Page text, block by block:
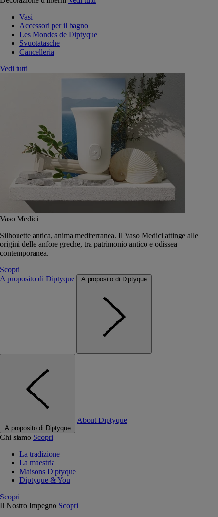
Vasi
Accessori per il bagno
Les Mondes de Diptyque
Svuotatasche
Cancelleria
Vedi tutti
Vaso Medici
Silhouette antica, anima mediterranea. Il Vaso Medici attinge alle
origini delle anfore greche, tra patrimonio antico e odissea
contemporanea.
Scopri
A proposito di Diptyque
A proposito di Diptyque
A proposito di Diptyque
About Diptyque
Chi siamo Scopri
La tradizione
La maestria
Maisons Diptyque
Diptyque & You
Scopri
Il Nostro Impegno Scopri